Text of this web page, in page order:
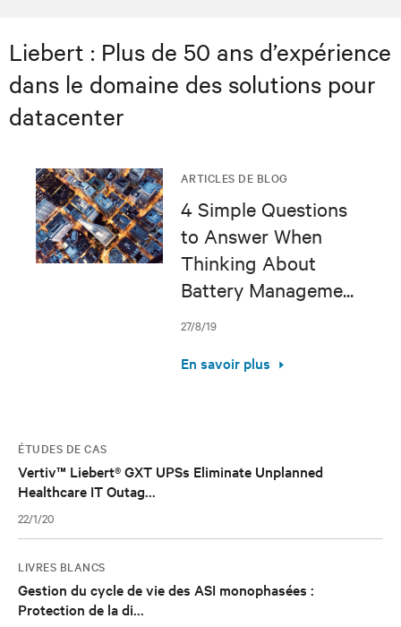
Liebert : Plus de 50 ans d’expérience
dans le domaine des solutions pour
datacenter
ARTICLES DE BLOG
4 Simple Questions
to Answer When
Thinking About
Battery Manageme...
27/8/19
En savoir plus
ÉTUDES DE CAS
Vertiv™ Liebert® GXT UPSs Eliminate Unplanned
Healthcare IT Outag...
22/1/20
LIVRES BLANCS
Gestion du cycle de vie des ASI monophasées :
Protection de la di...